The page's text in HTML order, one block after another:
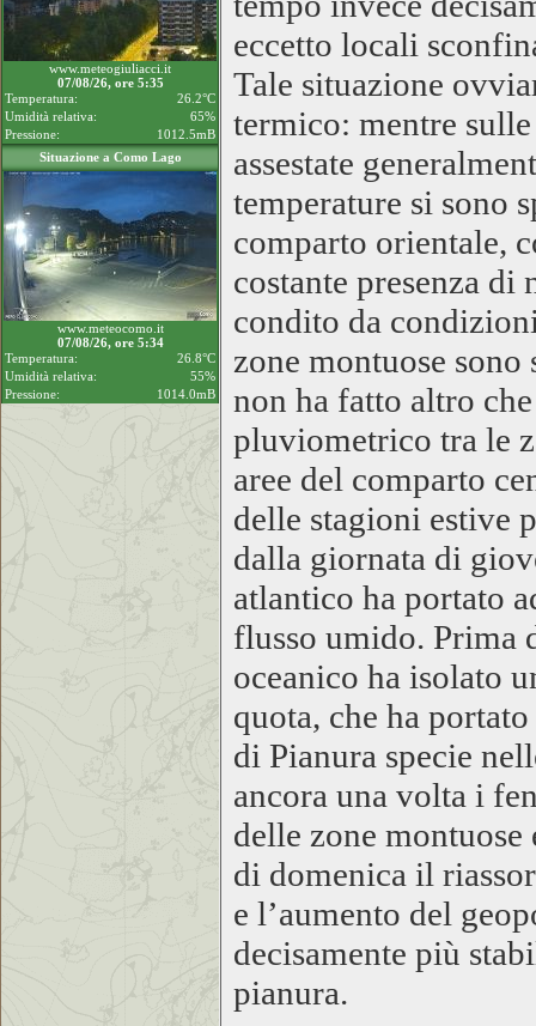
www.meteogiuliacci.it
07/08/26, ore 5:35
Temperatura:
26.2°C
Umidità relativa:
65%
Pressione:
1012.5mB
Situazione a Como Lago
www.meteocomo.it
07/08/26, ore 5:34
Temperatura:
26.8°C
Umidità relativa:
55%
Pressione:
1014.0mB
eccetto locali
Tale situazione
termico: mentre
assestate
temperature si sono
comparto orientale,
costante presenza
condito da
zone montuose
non ha fatto altro
pluviometrico tra le
aree del comparto
delle stagioni estive
dalla giornata di
atlantico ha portato
flusso umido. Prima
oceanico ha isolato
quota, che ha
di Pianura specie
ancora una volta i
delle zone
di domenica il
e l’aumento del
decisamente più
pianura.